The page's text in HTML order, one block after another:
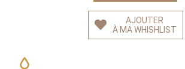
AJOUTER
À MA WHISHLIST